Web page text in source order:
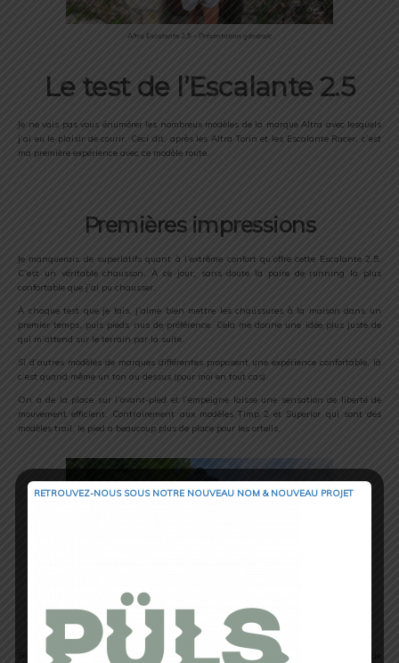
Altra Escalante 2.5 – Présentation générale
Le test de l’Escalante 2.5
Je ne vais pas vous énumérer les nombreux modèles de la marque Altra avec lesquels
j’ai eu le plaisir de courir. Ceci dit, après les Altra Torin et les Escalante Racer, c’est
ma première expérience avec ce modèle route.
Premières impressions
Je manquerais de superlatifs quant à l’extrême confort qu’offre cette Escalante 2.5.
C’est un véritable chausson. À ce jour, sans doute la paire de running la plus
confortable que j’ai pu chausser.
À chaque test que je fais, j’aime bien mettre les chaussures à la maison dans un
premier temps, puis pieds nus de préférence. Cela me donne une idée plus juste de
qui m’attend sur le terrain par la suite.
Si d’autres modèles de marques différentes proposent une expérience confortable, là
c’est quand même un ton au dessus (pour moi en tout cas).
On a de la place sur l’avant-pied et l’empeigne laisse une sensation de liberté de
mouvement efficient. Contrairement aux modèles Timp 2 et Superior qui sont des
modèles trail, le pied a beaucoup plus de place pour les orteils.
Altra Escalante 2.5 – Pour aller vite et loin
Seul bémol à première vue, le laçage : une fois de plus, un poil long mais tout de
RETROUVEZ-NOUS SOUS NOTRE NOUVEAU NOM & NOUVEAU PROJET